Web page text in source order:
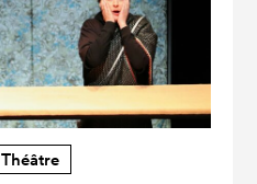
Théâtre